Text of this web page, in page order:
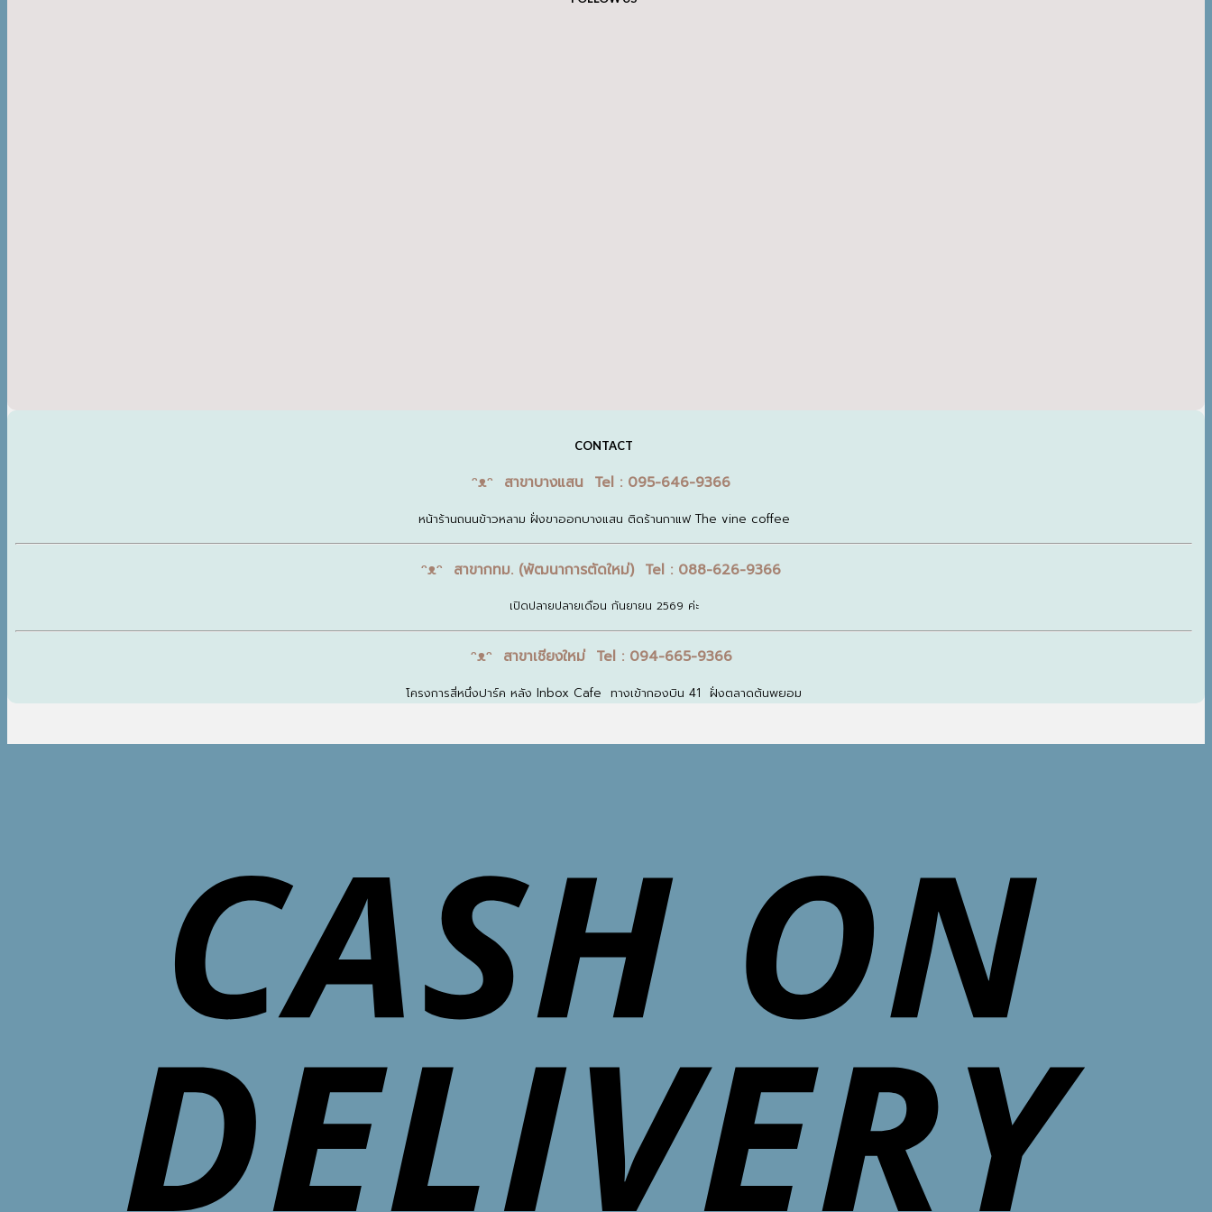
CONTACT
ᵔᴥᵔ สาขาบางแสน Tel : 095-646-9366
หน้าร้านถนนข้าวหลาม ฝั่งขาออกบางแสน ติดร้านกาแฟ The vine coffee
ᵔᴥᵔ สาขากทม. (พัฒนาการตัดใหม่) Tel : 088-626-9366
เปิดปลายปลายเดือน กันยายน 2569 ค่ะ
ᵔᴥᵔ สาขาเชียงใหม่ Tel : 094-665-9366
โครงการสี่หนึ่งปาร์ค หลัง Inbox Cafe ทางเข้ากองบิน 41 ฝั่งตลาดต้นพยอม